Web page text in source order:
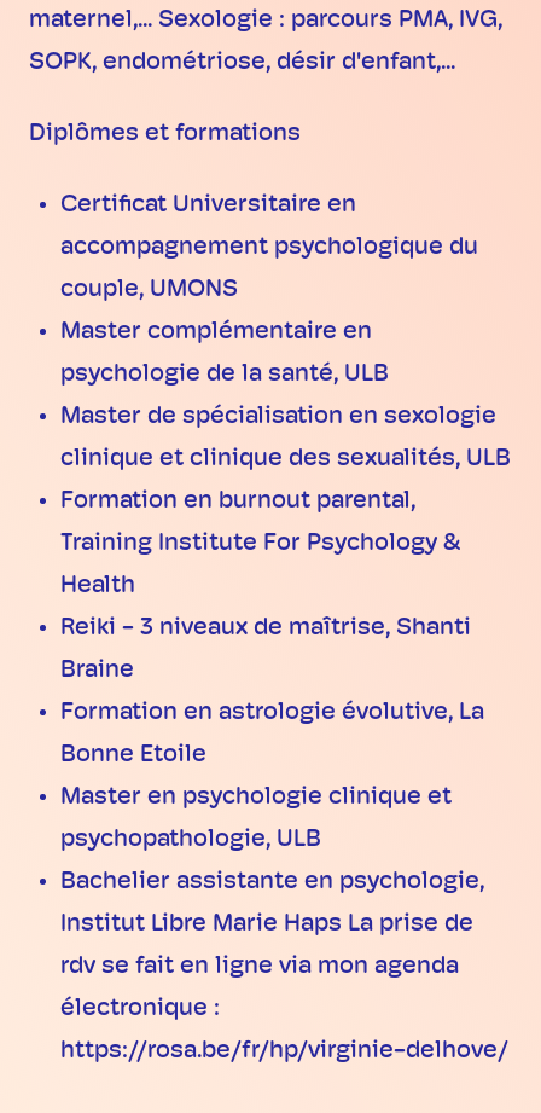
maternel,... Sexologie : parcours PMA, IVG,
SOPK, endométriose, désir d'enfant,...
Diplômes et formations
Certificat Universitaire en
accompagnement psychologique du
couple, UMONS
Master complémentaire en
psychologie de la santé, ULB
Master de spécialisation en sexologie
clinique et clinique des sexualités, ULB
Formation en burnout parental,
Training Institute For Psychology &
Health
Reiki - 3 niveaux de maîtrise, Shanti
Braine
Formation en astrologie évolutive, La
Bonne Etoile
Master en psychologie clinique et
psychopathologie, ULB
Bachelier assistante en psychologie,
Institut Libre Marie Haps La prise de
rdv se fait en ligne via mon agenda
électronique :
https://rosa.be/fr/hp/virginie-delhove/